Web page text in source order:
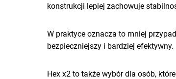
konstrukcji lepiej zachowuje
W praktyce oznacza to mniej
bezpieczniejszy i bardziej efektywny.
Hex x2 to także wybór dla osób,